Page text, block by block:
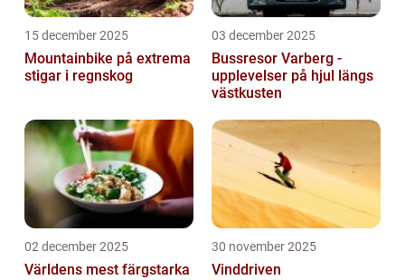
15 december 2025
Mountainbike på extrema
stigar i regnskog
03 december 2025
Bussresor Varberg -
upplevelser på hjul längs
västkusten
02 december 2025
Världens mest färgstarka
30 november 2025
Vinddriven